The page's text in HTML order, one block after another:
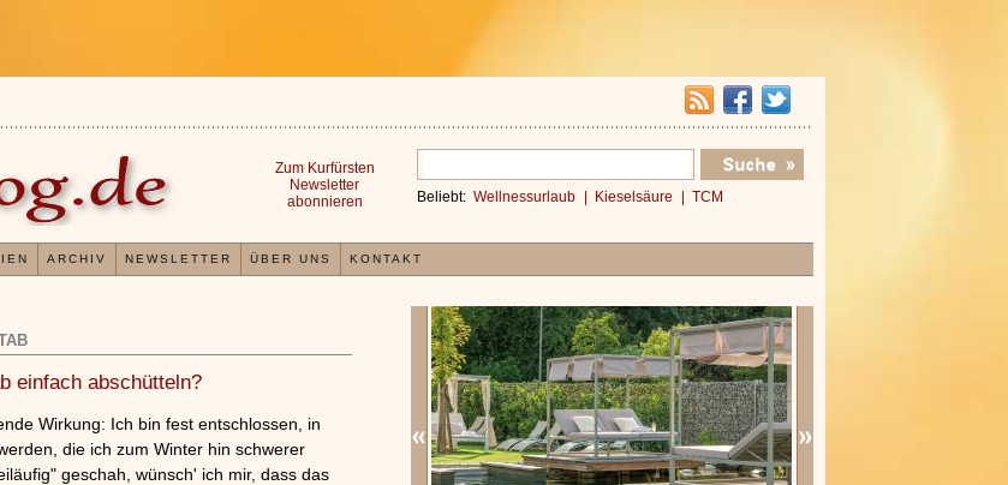
einfach abschütteln?
Wirkung: Ich bin fest entschlossen, in
die ich zum Winter hin schwerer
geschah, wünsch' ich mir, dass das
Beliebt: Wellnessurlaub Kieselsäure TCM
Zum Kurfürsten
Newsletter
abonnieren
ARCHIV NEWSLETTER ÜBER UNS KONTAKT